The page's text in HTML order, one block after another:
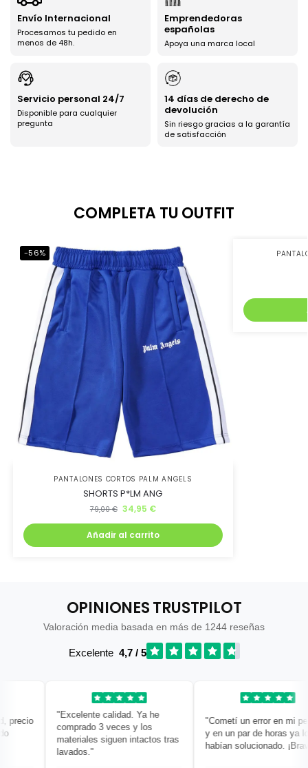
Envío Internacional
Procesamos tu pedido en
menos de 48h.
Emprendedoras
españolas
Apoya una marca local
Servicio personal 24/7
Disponible para cualquier
pregunta
14 días de derecho de
devolución
Sin riesgo gracias a la garantía
de satisfacción
COMPLETA TU OUTFIT
-56%
PANTALONES CORTOS PALM ANGELS
SHORTS P*LM ANG
79,00€ 34,95 €
Añadir al carrito
OPINIONES TRUSTPILOT
Valoración media basada en más de 1244 reseñas
Excelente 4,7 / 5
"Excelente calidad. Ya he
comprado 3 veces y los
materiales siguen intactos tras
lavados."
"Cometí un error en mi
y en un par de horas ya lo
habían solucionado. ¡Bravo!"